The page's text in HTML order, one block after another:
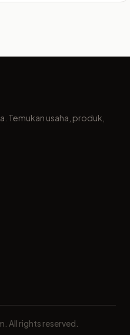
Temukan usaha, produk,
All rights reserved.